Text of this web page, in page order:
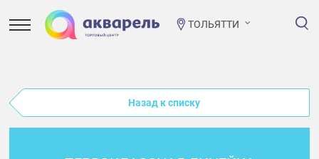
ТОЛЬЯТТИ
Назад к списку